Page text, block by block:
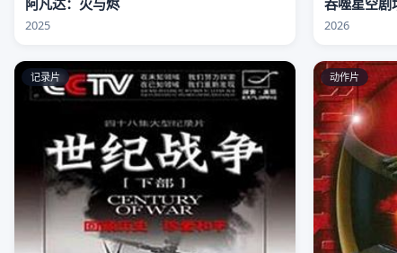
阿凡达：火与烬
2025
吞噬星空剧
2026
记录片 动作片